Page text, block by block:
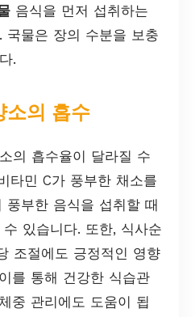
음식을 먼저 섭취하는
국물은 장의 수분을 보충
.
소의 흡수
의 흡수율이 달라질 수
타민 C가 풍부한 채소를
풍부한 음식을 섭취할 때
있습니다. 또한, 식사순
조절에도 긍정적인 영향
를 통해 건강한 식습관
중 관리에도 도움이 됩